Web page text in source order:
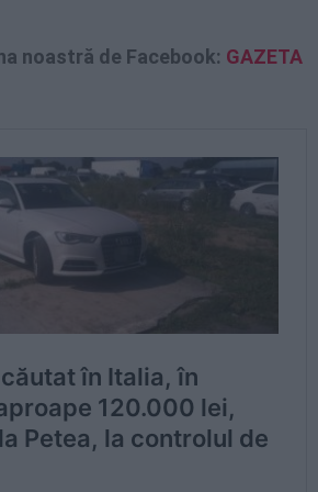
noastră de Facebook: GAZETA